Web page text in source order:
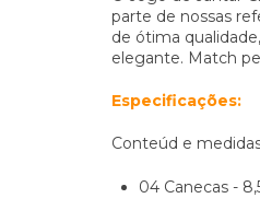
parte de nossas
de ótima
elegante. Match
Especificações:
Conteúd e
04 Canecas -